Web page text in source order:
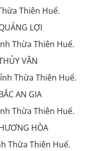
Thiên Huế.
LỢI
Thừa Thiên Huế.
VÂN
Thừa Thiên Huế.
AN GIA
Thừa Thiên Huế.
HÒA
Thừa Thiên Huế.